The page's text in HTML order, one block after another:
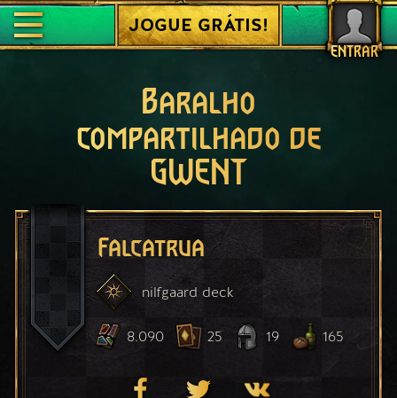
ENTRAR
JOGUE GRÁTIS!
Baralho
compartilhado de
GWENT
Falcatrua
nilfgaard deck
8.090 25 19 165